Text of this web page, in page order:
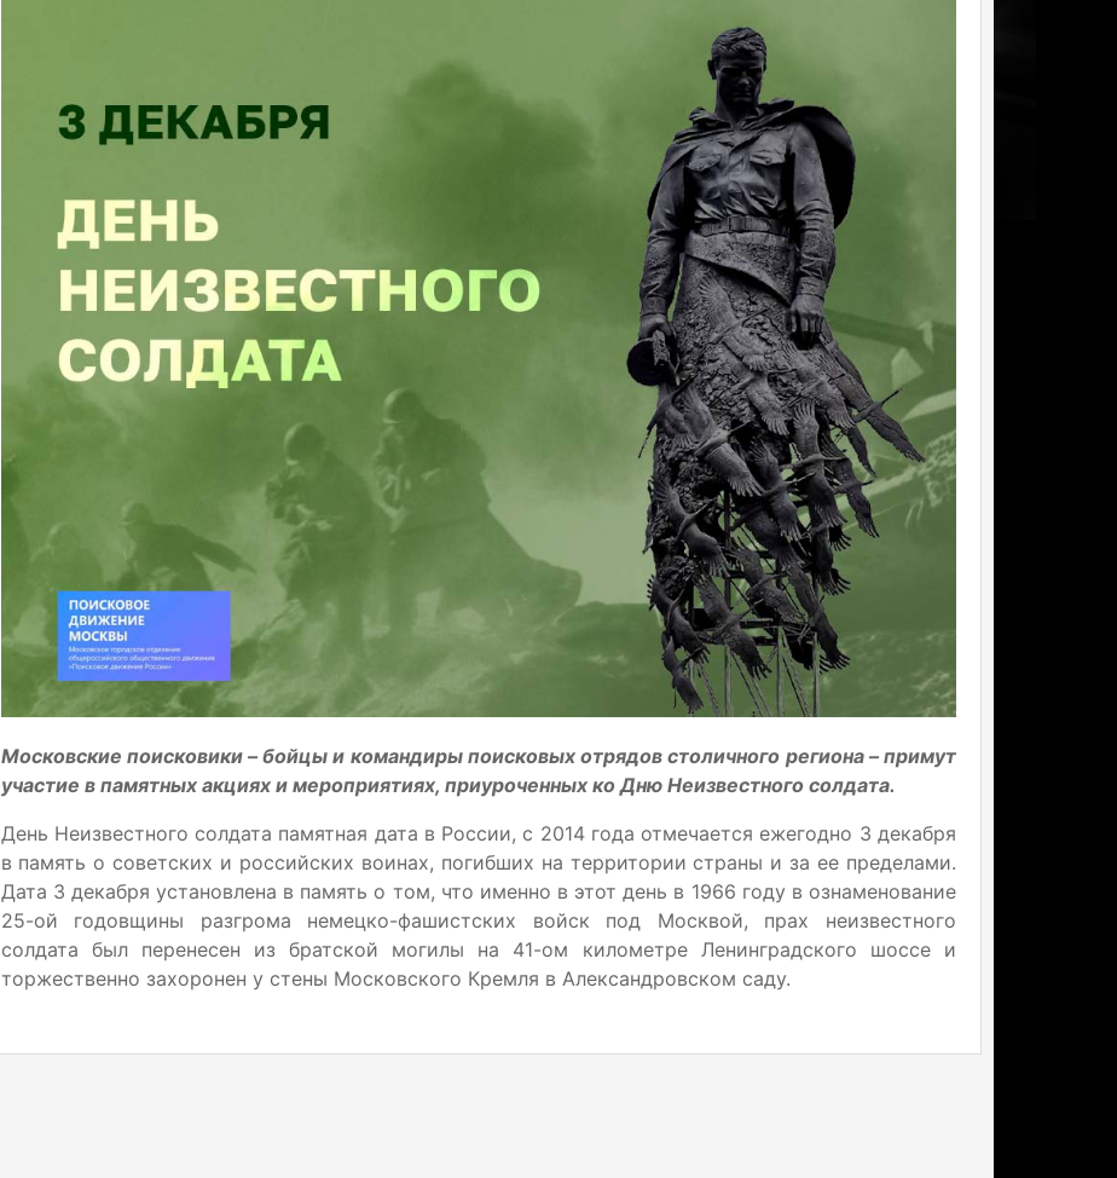
Московские поисковики – бойцы и командиры поисковых отрядов столичного региона – примут
участие в памятных акциях и мероприятиях, приуроченных ко Дню Неизвестного солдата.
День Неизвестного солдата памятная дата в России, с 2014 года отмечается ежегодно 3 декабря
в память о советских и российских воинах, погибших на территории страны и за ее пределами.
Дата 3 декабря установлена в память о том, что именно в этот день в 1966 году в ознаменование
25-ой годовщины разгрома немецко-фашистских войск под Москвой, прах неизвестного
солдата был перенесен из братской могилы на 41-ом километре Ленинградского шоссе и
торжественно захоронен у стены Московского Кремля в Александровском саду.